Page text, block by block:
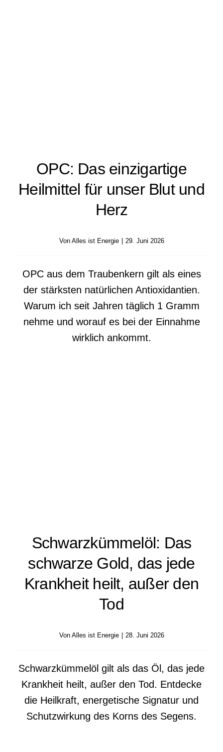
OPC: Das einzigartige
Heilmittel für unser Blut und
Herz
Von Alles ist Energie 29. Juni 2026
OPC aus dem Traubenkern gilt als eines
der stärksten natürlichen Antioxidantien.
Warum ich seit Jahren täglich 1 Gramm
nehme und worauf es bei der Einnahme
wirklich ankommt.
Schwarzkümmelöl: Das
schwarze Gold, das jede
Krankheit heilt, außer den
Tod
Von Alles ist Energie 28. Juni 2026
Schwarzkümmelöl gilt als das Öl, das jede
Krankheit heilt, außer den Tod. Entdecke
die Heilkraft, energetische Signatur und
Schutzwirkung des Korns des Segens.